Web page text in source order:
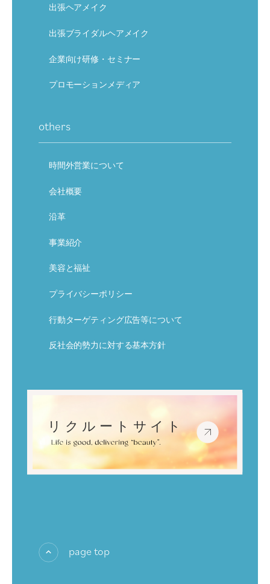
出張ヘアメイク
出張ブライダルヘアメイク
企業向け研修・セミナー
プロモーションメディア
others
時間外営業について
会社概要
沿革
事業紹介
美容と福祉
プライバシーポリシー
行動ターゲティング広告等について
反社会的勢力に対する基本方針
page top